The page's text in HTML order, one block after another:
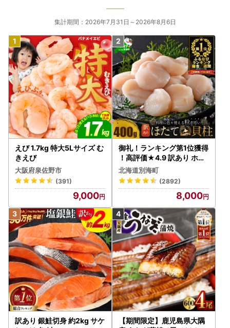
集計期間：2026年7月31日～2026年8月6日
えび 1.7kg 特大5Lサイズ む
きえび
大阪府泉佐野市
(391)
9,000
御礼！ランキング第1位獲得
！高評価★4.9 訳あり ホタ
テ 400g（ほたて 帆立 貝柱
冷凍 ）
北海道別海町
(2892)
8,000
訳あり 銀鮭切身 約2kg サケ
【期間限定】鹿児島県大隅